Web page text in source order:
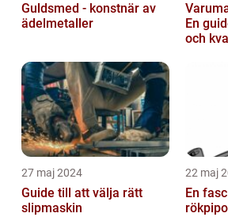
Guldsmed - konstnär av
ädelmetaller
En
och
27 maj 2024
Guide till att välja rätt
slipmaskin
22 maj
En